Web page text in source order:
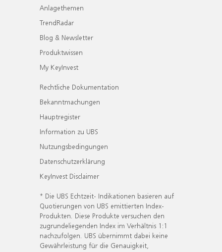
Anlagethemen
TrendRadar
Blog & Newsletter
Produktwissen
My KeyInvest
Rechtliche Dokumentation
Bekanntmachungen
Hauptregister
Information zu UBS
Nutzungsbedingungen
Datenschutzerklärung
KeyInvest Disclaimer
* Die UBS Echtzeit- Indikationen basieren auf
Quotierungen von UBS emittierten Index-
Produkten. Diese Produkte versuchen den
zugrundeliegenden Index im Verhältnis 1:1
nachzufolgen. UBS übernimmt dabei keine
Gewährleistung für die Genauigkeit,